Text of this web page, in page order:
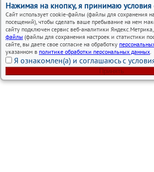
Нажимая на кнопку, я принимаю условия
Сайт использует cookie-файлы (файлы для сохранения
посещений), чтобы сделать ваше пребывание на нем
сайту подключен сервис веб-аналитики
файлы (файлы для сохранения настроек и статистики
сайте, вы даете свое согласие на обработку
указанном в политике обработки персональных данных.
Я ознакомлен(а) и соглашаюсь с
Принять